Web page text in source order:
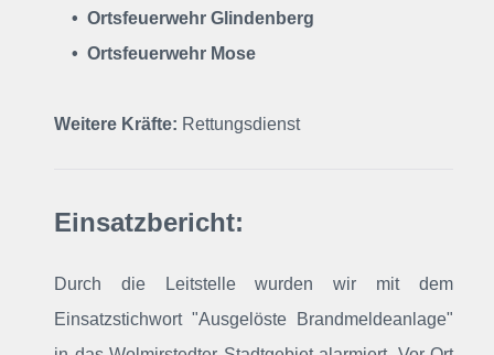
• Ortsfeuerwehr Glindenberg
• Ortsfeuerwehr Mose
Weitere Kräfte: Rettungsdienst
Einsatzbericht:
Durch die Leitstelle wurden wir mit dem
Einsatzstichwort "Ausgelöste Brandmeldeanlage"